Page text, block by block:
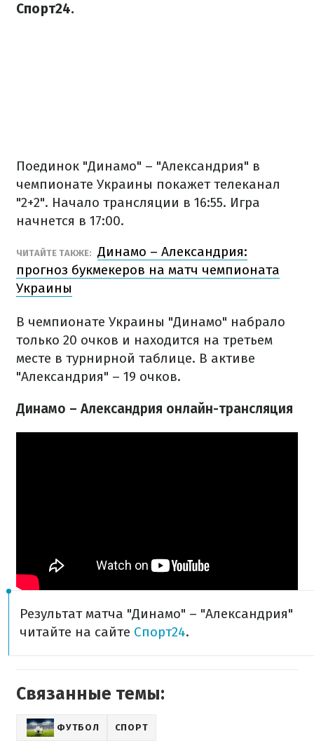
Спорт24.
Поединок "Динамо" – "Александрия" в
чемпионате Украины покажет телеканал
"2+2". Начало трансляции в 16:55. Игра
начнется в 17:00.
ЧИТАЙТЕ ТАКЖЕ: Динамо – Александрия:
прогноз букмекеров на матч чемпионата
Украины
В чемпионате Украины "Динамо" набрало
только 20 очков и находится на третьем
месте в турнирной таблице. В активе
"Александрия" – 19 очков.
Динамо – Александрия онлайн-трансляция
Результат матча "Динамо" – "Александрия"
читайте на сайте Спорт24.
Связанные темы:
ФУТБОЛ СПОРТ